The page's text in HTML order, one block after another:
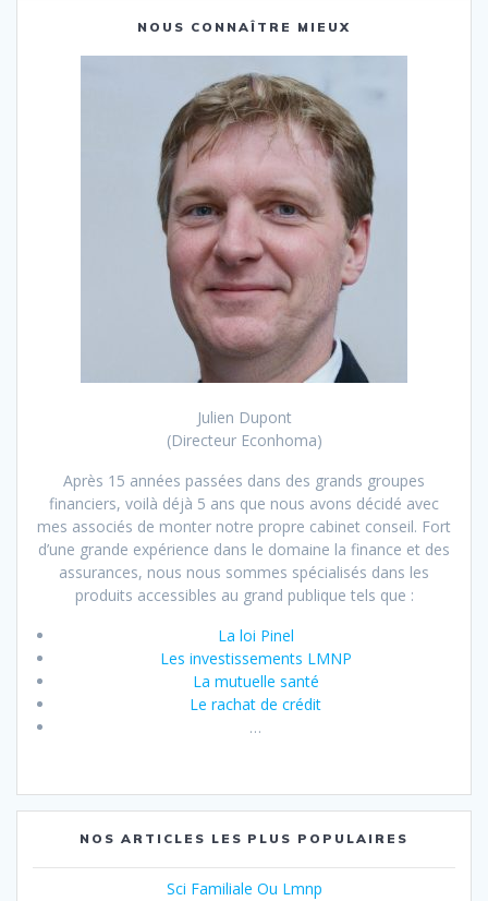
NOUS CONNAÎTRE MIEUX
Julien Dupont
(Directeur Econhoma)
Après 15 années passées dans des grands groupes
financiers, voilà déjà 5 ans que nous avons décidé avec
mes associés de monter notre propre cabinet conseil. Fort
d’une grande expérience dans le domaine la finance et des
assurances, nous nous sommes spécialisés dans les
produits accessibles au grand publique tels que :
La loi Pinel
Les investissements LMNP
La mutuelle santé
Le rachat de crédit
…
NOS ARTICLES LES PLUS POPULAIRES
Sci Familiale Ou Lmnp